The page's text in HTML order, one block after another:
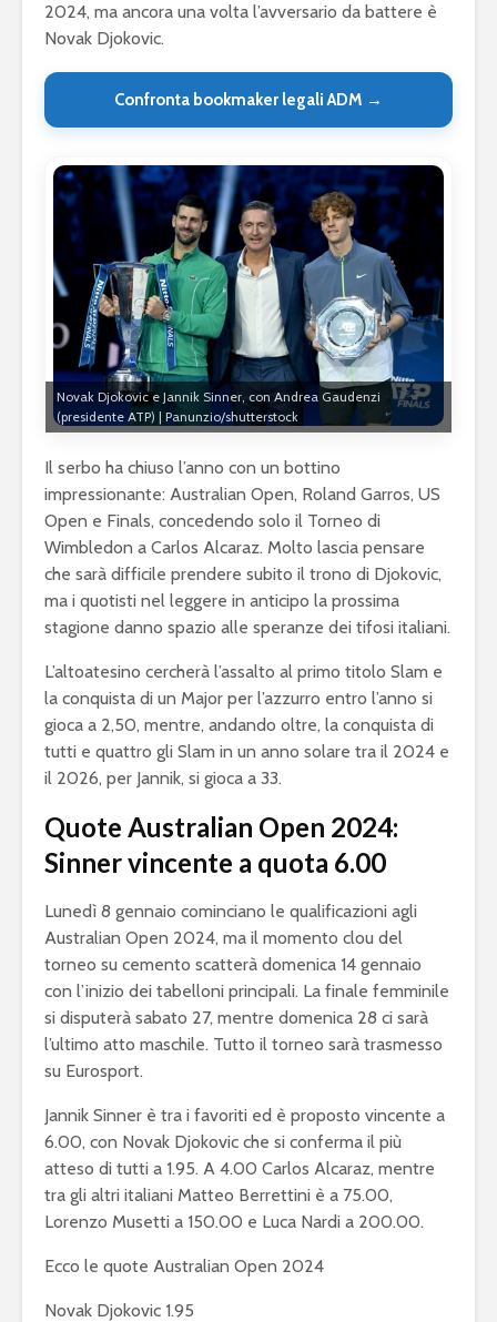
2024, ma ancora una volta l’avversario da battere è
Novak Djokovic.
Confronta bookmaker legali ADM →
Novak Djokovic e Jannik Sinner, con Andrea Gaudenzi
(presidente ATP) | Panunzio/shutterstock
Il serbo ha chiuso l’anno con un bottino
impressionante: Australian Open, Roland Garros, US
Open e Finals, concedendo solo il Torneo di
Wimbledon a Carlos Alcaraz. Molto lascia pensare
che sarà difficile prendere subito il trono di Djokovic,
ma i quotisti nel leggere in anticipo la prossima
stagione danno spazio alle speranze dei tifosi italiani.
L’altoatesino cercherà l’assalto al primo titolo Slam e
la conquista di un Major per l’azzurro entro l’anno si
gioca a 2,50, mentre, andando oltre, la conquista di
tutti e quattro gli Slam in un anno solare tra il 2024 e
il 2026, per Jannik, si gioca a 33.
Quote Australian Open 2024:
Sinner vincente a quota 6.00
Lunedì 8 gennaio cominciano le qualificazioni agli
Australian Open 2024, ma il momento clou del
torneo su cemento scatterà domenica 14 gennaio
con l’inizio dei tabelloni principali. La finale femminile
si disputerà sabato 27, mentre domenica 28 ci sarà
l’ultimo atto maschile. Tutto il torneo sarà trasmesso
su Eurosport.
Jannik Sinner è tra i favoriti ed è proposto vincente a
6.00, con Novak Djokovic che si conferma il più
atteso di tutti a 1.95. A 4.00 Carlos Alcaraz, mentre
tra gli altri italiani Matteo Berrettini è a 75.00,
Lorenzo Musetti a 150.00 e Luca Nardi a 200.00.
Ecco le quote Australian Open 2024
Novak Djokovic 1.95